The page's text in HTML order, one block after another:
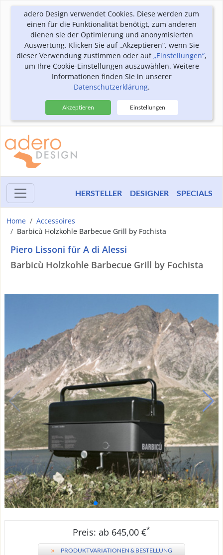
adero Design verwendet Cookies. Diese werden zum
einen für die Funktionalität benötigt, zum anderen
dienen sie der Optimierung und anonymisierten
Auswertung. Klicken Sie auf „Akzeptieren“, wenn Sie
dieser Verwendung zustimmen oder auf„Einstellungen“,
um Ihre Cookie-Einstellungen auszuwählen. Weitere
Informationen finden Sie in unserer
Datenschutzerklärung.
Akzeptieren Einstellungen
HERSTELLER DESIGNER SPECIALS
Home
Accessoires
Barbicù Holzkohle Barbecue Grill by Fochista
Piero Lissoni für A di Alessi
Barbicù Holzkohle Barbecue Grill by Fochista
Preis: ab 645,00 €*
» PRODUKTVARIATIONEN & BESTELLUNG